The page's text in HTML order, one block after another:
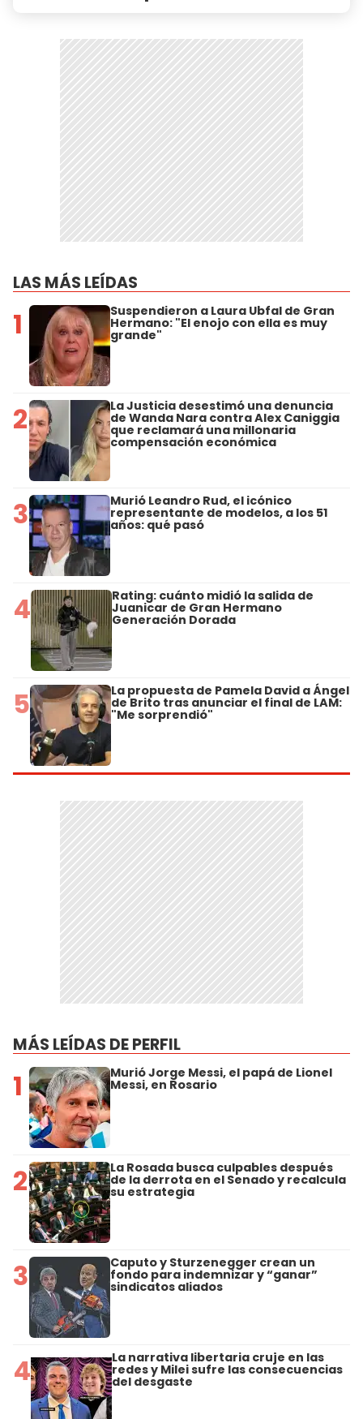
LAS MÁS LEÍDAS
1 Suspendieron a Laura Ubfal de Gran
Hermano: "El enojo con ella es muy
grande"
2 La Justicia desestimó una denuncia
de Wanda Nara contra Alex Caniggia
que reclamará una millonaria
compensación económica
3 Murió Leandro Rud, el icónico
representante de modelos, a los 51
años: qué pasó
4 Rating: cuánto midió la salida de
Juanicar de Gran Hermano
Generación Dorada
5 La propuesta de Pamela David a Ángel
de Brito tras anunciar el final de LAM:
"Me sorprendió"
MÁS LEÍDAS DE PERFIL
1 Murió Jorge Messi, el papá de Lionel
Messi, en Rosario
2 La Rosada busca culpables después
de la derrota en el Senado y recalcula
su estrategia
3 Caputo y Sturzenegger crean un
fondo para indemnizar y “ganar”
sindicatos aliados
4 La narrativa libertaria cruje en las
redes y Milei sufre las consecuencias
del desgaste